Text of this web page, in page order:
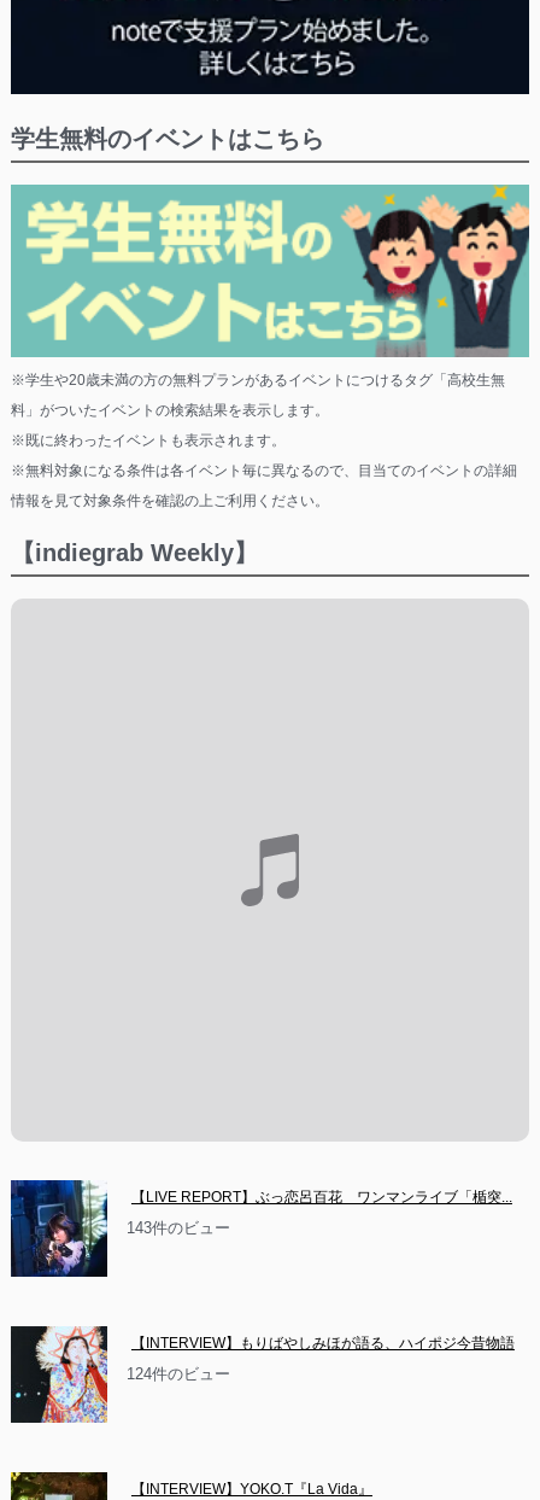
学生無料のイベントはこちら
※学生や20歳未満の方の無料プランがあるイベントにつけるタグ「高校生無
料」がついたイベントの検索結果を表示します。
※既に終わったイベントも表示されます。
※無料対象になる条件は各イベント毎に異なるので、目当てのイベントの詳細
情報を見て対象条件を確認の上ご利用ください。
【indiegrab Weekly】
【LIVE REPORT】ぶっ恋呂百花　ワンマンライブ「楯突...
143件のビュー
【INTERVIEW】もりばやしみほが語る、ハイポジ今昔物語
124件のビュー
【INTERVIEW】YOKO.T『La Vida』